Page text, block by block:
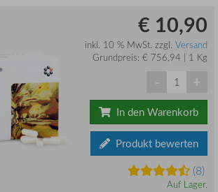
€ 10,90
inkl. 10 % MwSt. zzgl. Versand
Grundpreis: € 756,94 | 1 Kg
- +
In den Warenkorb
Produkt bewerten
(8)
Auf Lager.